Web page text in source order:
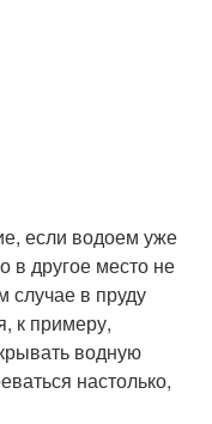
если водоем уже
в другое место не
случае в пруду
к примеру,
водную
настолько,